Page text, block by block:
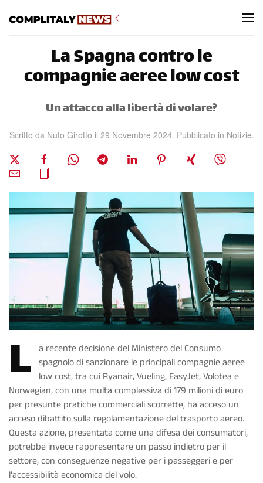
La Spagna contro le
compagnie aeree low cost
Un attacco alla libertà di volare?
Scritto da Nuto Girotto il 29 Novembre 2024. Pubblicato in Notizie.
L a recente decisione del Ministero del Consumo
spagnolo di sanzionare le principali compagnie aeree
low cost, tra cui Ryanair, Vueling, EasyJet, Volotea e
Norwegian, con una multa complessiva di 179 milioni di euro
per presunte pratiche commerciali scorrette, ha acceso un
acceso dibattito sulla regolamentazione del trasporto aereo.
Questa azione, presentata come una difesa dei consumatori,
potrebbe invece rappresentare un passo indietro per il
settore, con conseguenze negative per i passeggeri e per
l'accessibilità economica del volo.